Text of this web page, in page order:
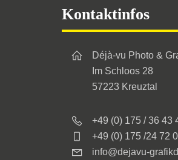
FooterKontaktinfos
Déjà-vu Photo &
Im Schloos 28
57223 Kreuztal
+49 (0) 175 / 36 43
+49 (0) 175 /24 72
info@dejavu-